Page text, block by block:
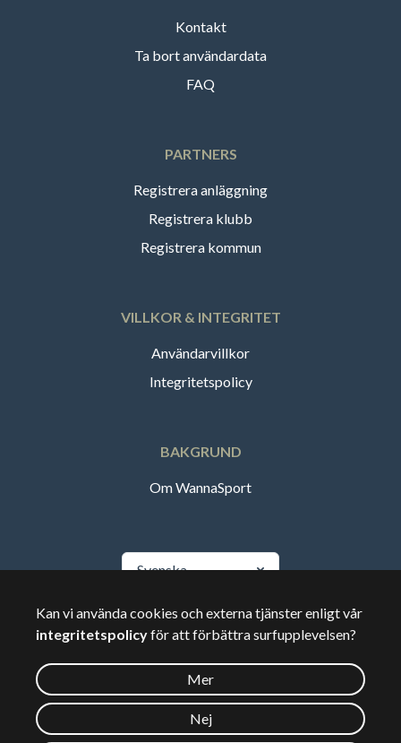
Kontakt
Ta bort användardata
FAQ
PARTNERS
Registrera anläggning
Registrera klubb
Registrera kommun
VILLKOR & INTEGRITET
Användarvillkor
Integritetspolicy
BAKGRUND
Om WannaSport
Svenska
🇸🇪Sverige
©2026Wannasport.dk
Kan vi använda cookies och externa tjänster enligt vår
integritetspolicyför att förbättra surfupplevelsen?
Mer
Nej